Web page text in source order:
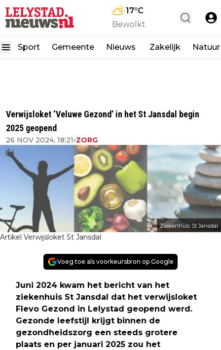
17°C
Bewolkt
Sport Gemeente Nieuws Zakelijk Natuur
Verwijsloket ‘Veluwe Gezond’ in het St Jansdal begin
2025 geopend
26 NOV 2024, 18:21•ZORG
Ziekenhuis St Jansdal
Artikel Verwijsloket St Jansdal
Voeg toe als voorkeursbron op Google
Juni 2024 kwam het bericht van het
ziekenhuis St Jansdal dat het verwijsloket
Flevo Gezond in Lelystad geopend werd.
Gezonde leefstijl krijgt binnen de
gezondheidszorg een steeds grotere
plaats en per januari 2025 zou het